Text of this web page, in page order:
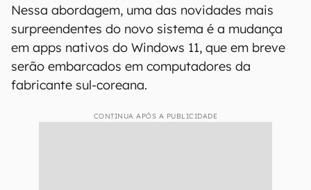
Nessa abordagem, uma das novidades mais
surpreendentes do novo sistema é a mudança
em apps nativos do Windows 11, que em breve
serão embarcados em computadores da
fabricante sul-coreana.
CONTINUA APÓS A PUBLICIDADE